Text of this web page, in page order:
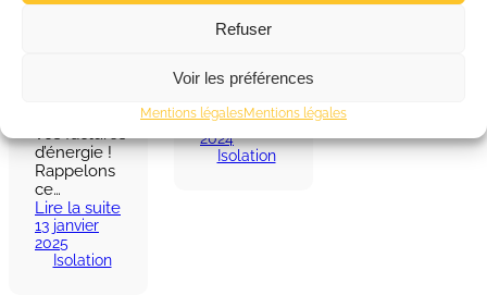
Refuser
Voir les préférences
Mentions légalesMentions légales
d’énergie !
Rappelons
ce…
Lire la suite
13 janvier
2025
Isolation
moyen de
chauffage
il…
Lire la suite
1 décembre
2024
Isolation